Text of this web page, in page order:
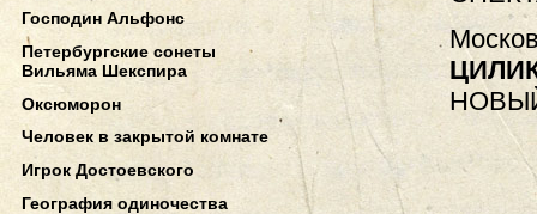
Господин Альфонс
Петербургские сонеты
Вильяма Шекспира
Оксюморон
Человек в закрытой комнате
Игрок Достоевского
География одиночества